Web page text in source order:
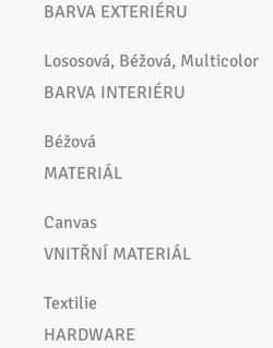
BARVA EXTERIÉRU
Lososová, Béžová, Multicolor
BARVA INTERIÉRU
Béžová
MATERIÁL
Canvas
VNITŘNÍ MATERIÁL
Textilie
HARDWARE